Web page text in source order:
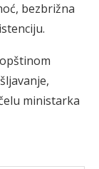
bezbrižna
ministarka